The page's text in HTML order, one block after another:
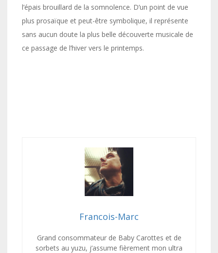
l’épais brouillard de la somnolence. D’un point de vue
plus prosaïque et peut-être symbolique, il représente
sans aucun doute la plus belle découverte musicale de
ce passage de l’hiver vers le printemps.
Francois-Marc
Grand consommateur de Baby Carottes et de
sorbets au yuzu, j’assume fièrement mon ultra